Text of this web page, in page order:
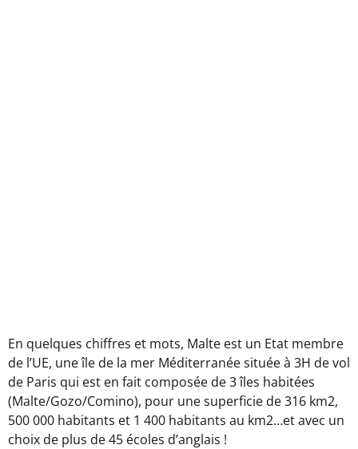
En quelques chiffres et mots, Malte est un Etat membre
de l’UE, une île de la mer Méditerranée située à 3H de vol
de Paris qui est en fait composée de 3 îles habitées
(Malte/Gozo/Comino), pour une superficie de 316 km2,
500 000 habitants et 1 400 habitants au km2…et avec un
choix de plus de 45 écoles d’anglais !